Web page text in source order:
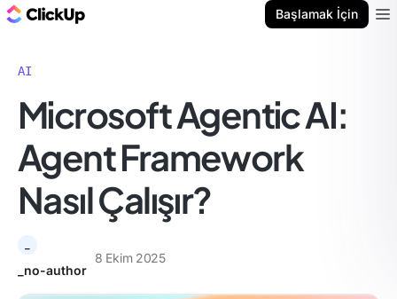
Başlamak İçin
AI
Microsoft Agentic AI:
Agent Framework
Nasıl Çalışır?
_no-author
8 Ekim 2025